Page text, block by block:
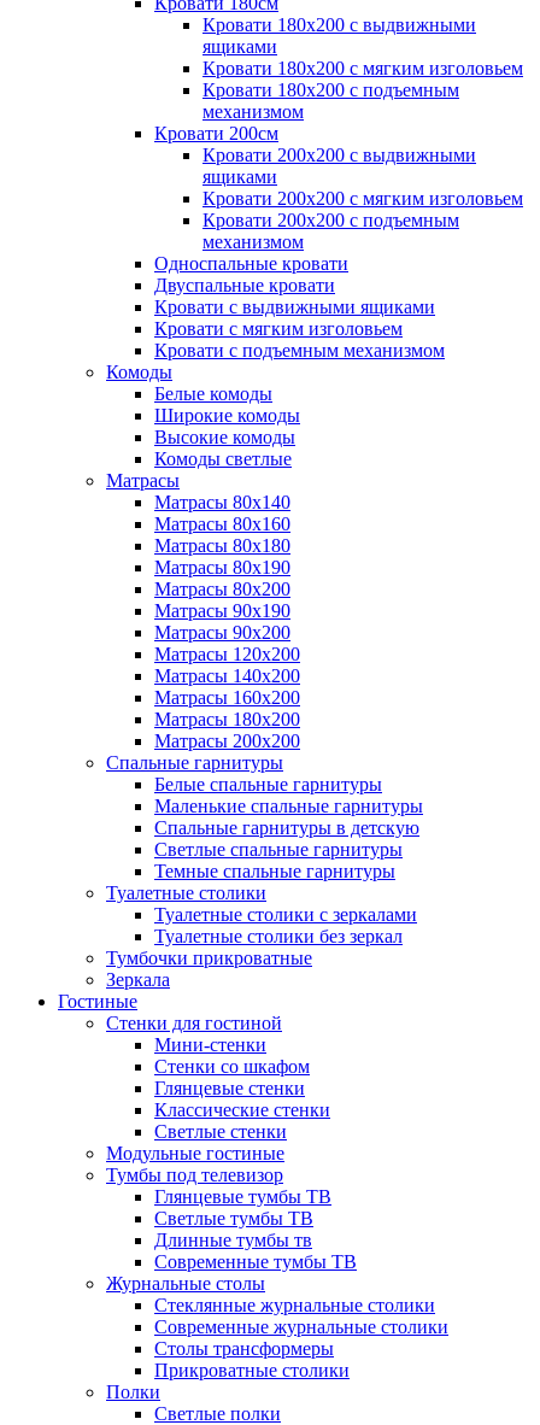
Кровати 180х200 с выдвижными
ящиками
Кровати 180х200 с мягким изголовьем
Кровати 180х200 с подъемным
механизмом
Кровати 200см
Кровати 200х200 с выдвижными
ящиками
Кровати 200х200 с мягким изголовьем
Кровати 200х200 с подъемным
механизмом
Односпальные кровати
Двуспальные кровати
Кровати с выдвижными ящиками
Кровати с мягким изголовьем
Кровати с подъемным механизмом
Комоды
Белые комоды
Широкие комоды
Высокие комоды
Комоды светлые
Матрасы
Матрасы 80х140
Матрасы 80х160
Матрасы 80х180
Матрасы 80х190
Матрасы 80х200
Матрасы 90х190
Матрасы 90х200
Матрасы 120х200
Матрасы 140х200
Матрасы 160х200
Матрасы 180х200
Матрасы 200х200
Спальные гарнитуры
Белые спальные гарнитуры
Маленькие спальные гарнитуры
Спальные гарнитуры в детскую
Светлые спальные гарнитуры
Темные спальные гарнитуры
Туалетные столики
Туалетные столики с зеркалами
Туалетные столики без зеркал
Тумбочки прикроватные
Зеркала
Гостиные
Стенки для гостиной
Мини-стенки
Стенки со шкафом
Глянцевые стенки
Классические стенки
Светлые стенки
Модульные гостиные
Тумбы под телевизор
Глянцевые тумбы ТВ
Светлые тумбы ТВ
Длинные тумбы тв
Современные тумбы ТВ
Журнальные столы
Стеклянные журнальные столики
Современные журнальные столики
Столы трансформеры
Прикроватные столики
Полки
Светлые полки